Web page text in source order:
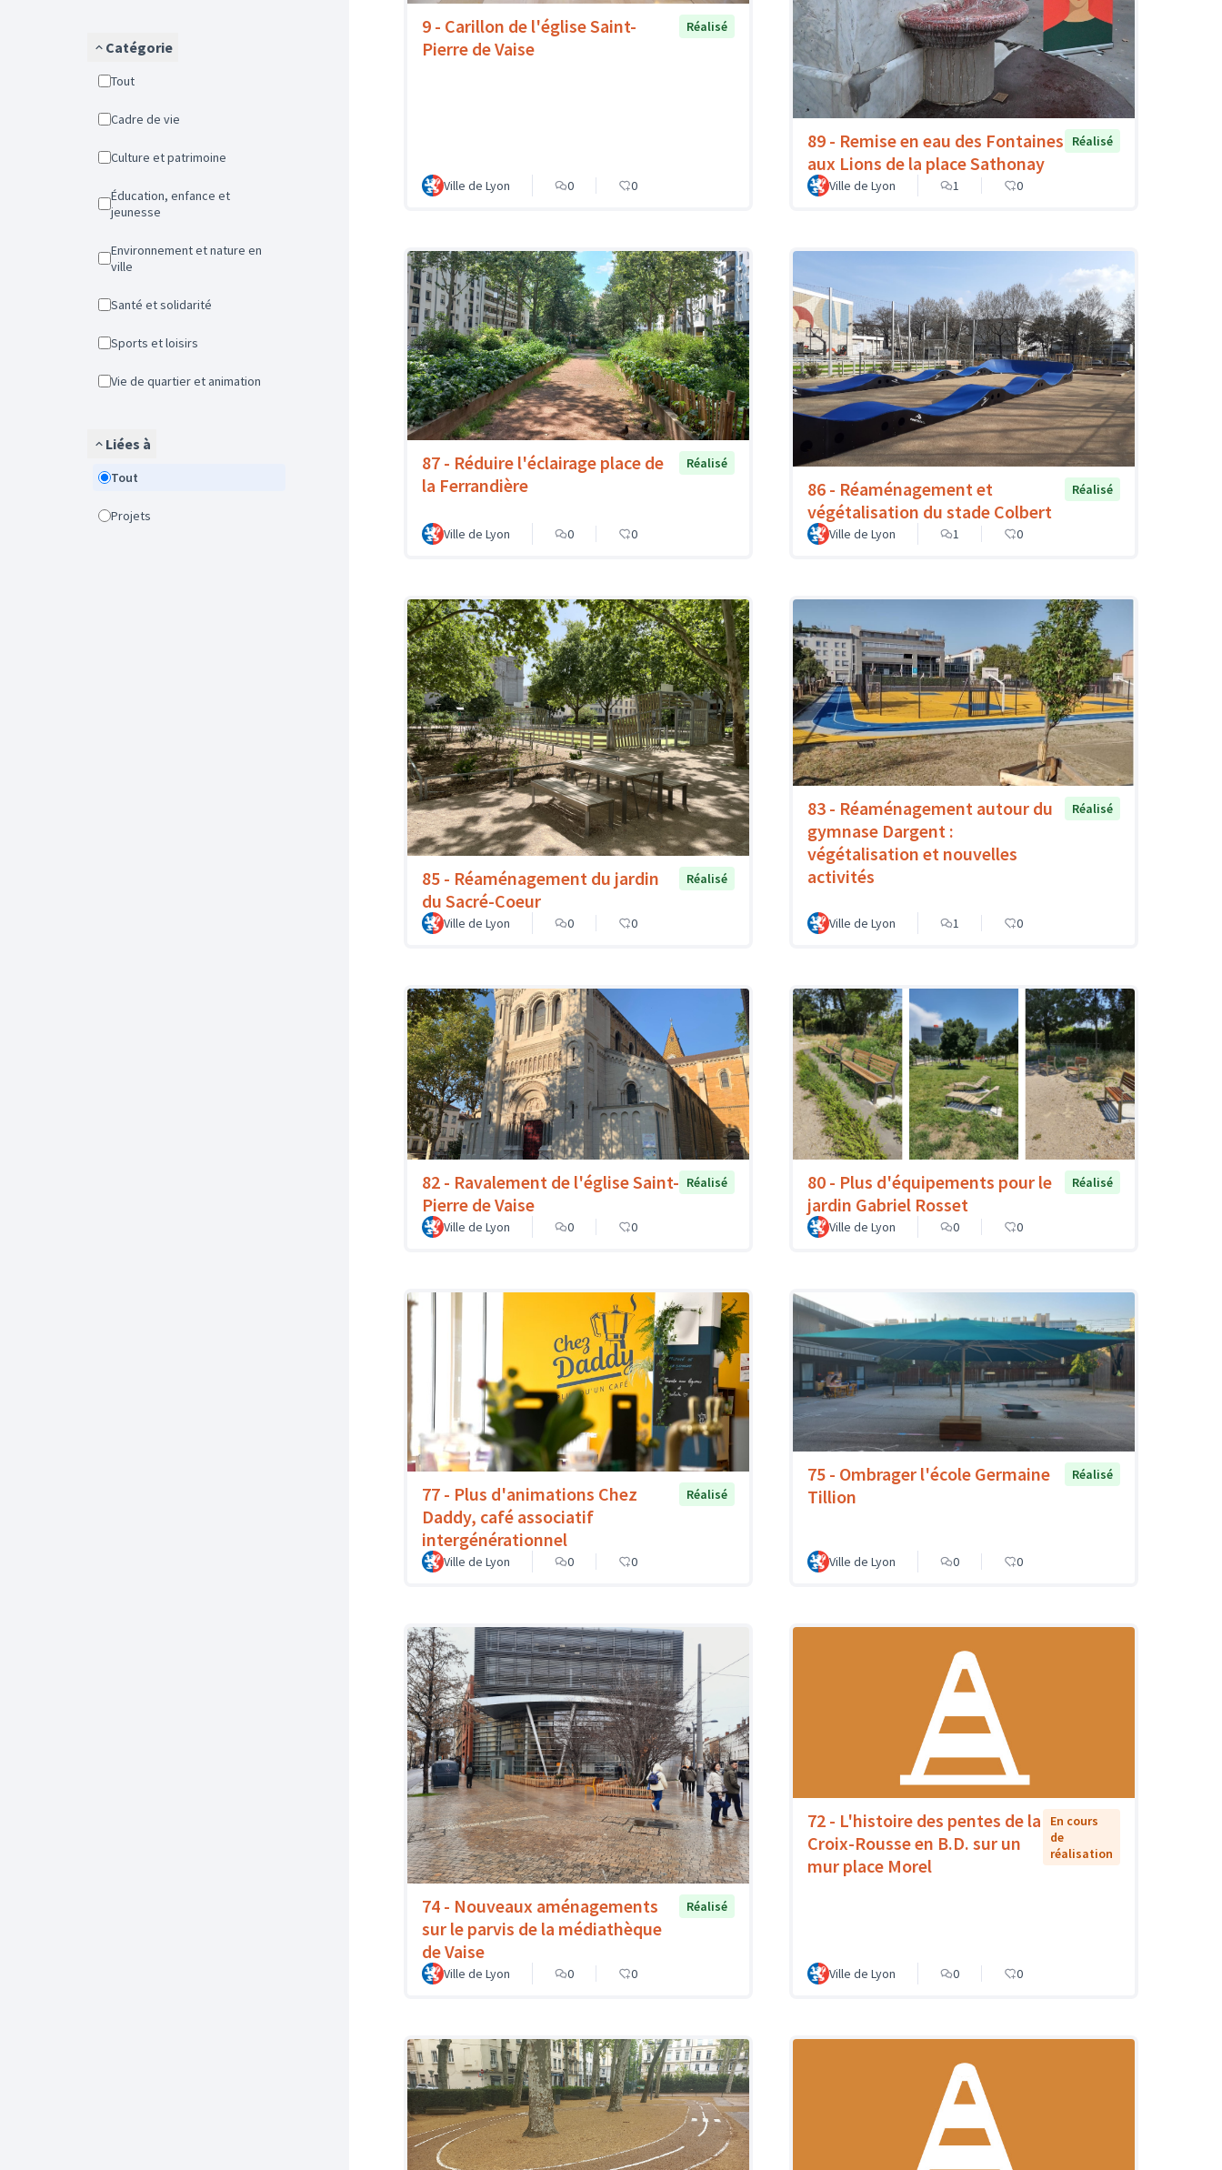
Catégorie
Tout
Cadre de vie
Culture et patrimoine
Éducation, enfance et
jeunesse
Environnement et nature en
ville
Santé et solidarité
Sports et loisirs
Vie de quartier et animation
Liées à
Tout
Projets
9 - Carillon de l'église Saint-
Pierre de Vaise
Réalisé
Ville de Lyon 0 0
89 - Remise en eau des Fontaines
aux Lions de la place Sathonay
Réalisé
Ville de Lyon 1 0
87 - Réduire l'éclairage place de
la Ferrandière
Réalisé
Ville de Lyon 0 0
86 - Réaménagement et
végétalisation du stade Colbert
Réalisé
Ville de Lyon 1 0
85 - Réaménagement du jardin
du Sacré-Coeur
Réalisé
Ville de Lyon 0 0
83 - Réaménagement autour du
gymnase Dargent :
végétalisation et nouvelles
activités
Réalisé
Ville de Lyon 1 0
82 - Ravalement de l'église Saint-
Pierre de Vaise
Réalisé
Ville de Lyon 0 0
80 - Plus d'équipements pour le
jardin Gabriel Rosset
Réalisé
Ville de Lyon 0 0
77 - Plus d'animations Chez
Daddy, café associatif
intergénérationnel
Réalisé
Ville de Lyon 0 0
75 - Ombrager l'école Germaine
Tillion
Réalisé
Ville de Lyon 0 0
74 - Nouveaux aménagements
sur le parvis de la médiathèque
de Vaise
Réalisé
Ville de Lyon 0 0
72 - L'histoire des pentes de la
Croix-Rousse en B.D. sur un
mur place Morel
En cours
de
réalisation
Ville de Lyon 0 0